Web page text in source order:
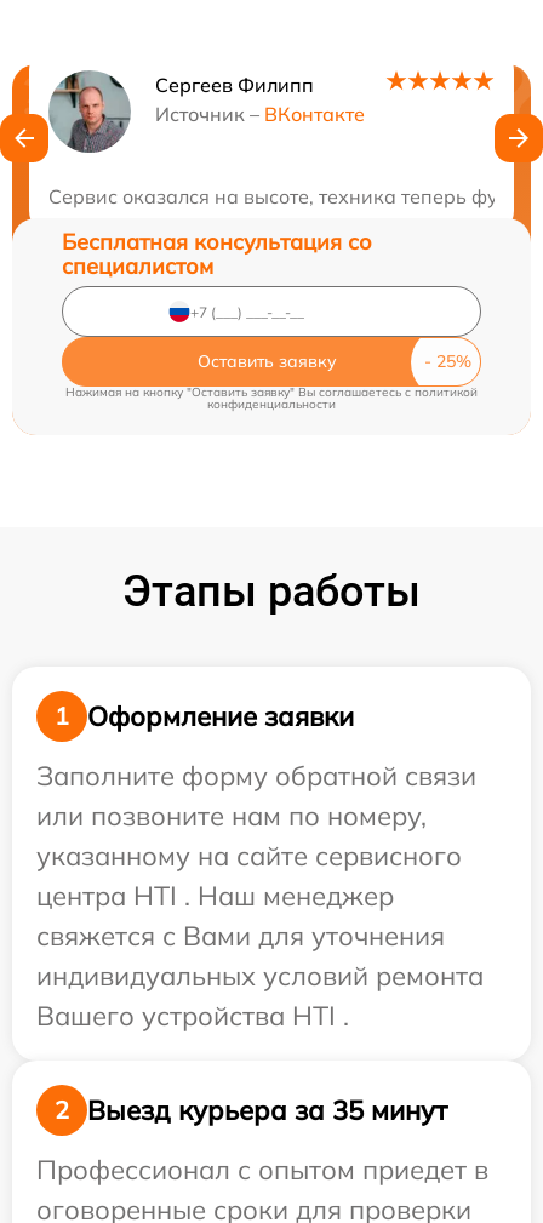
Сергеев Филипп
Источник – ВКонтакте
Сервис оказался на высоте, техника теперь
Нужна консультация?
Бесплатная консультация со
специалистом
Оставить заявку
Нажимая на кнопку "Оставить заявку" Вы соглашаетесь cполитикой
конфиденциальности
Этапы работы
1
Оформление заявки
Заполните форму обратной связи
или позвоните нам по номеру,
указанному на сайте сервисного
центра HTI . Наш менеджер
свяжется с Вами для уточнения
индивидуальных условий ремонта
Вашего устройства HTI .
2
Выезд курьера за 35 минут
Профессионал с опытом приедет в
оговоренные сроки для проверки